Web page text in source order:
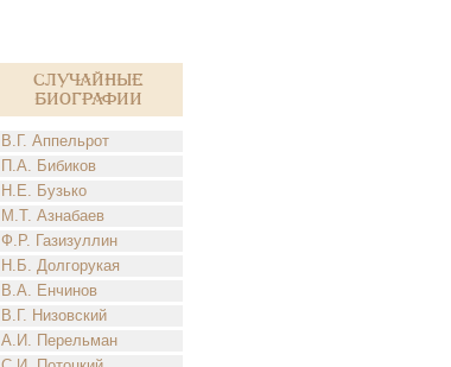
Случайные
биографии
В.Г. Аппельрот
П.А. Бибиков
Н.Е. Бузько
М.Т. Азнабаев
Ф.Р. Газизуллин
Н.Б. Долгорукая
В.А. Енчинов
В.Г. Низовский
А.И. Перельман